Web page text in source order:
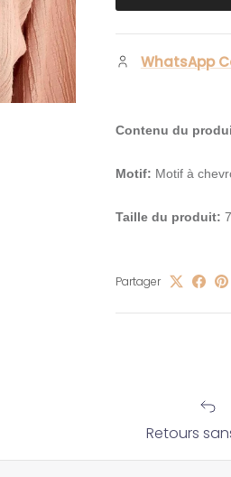
WhatsApp
Contenu du
Motif: Motif à
Taille du produit:
Partager
Retours